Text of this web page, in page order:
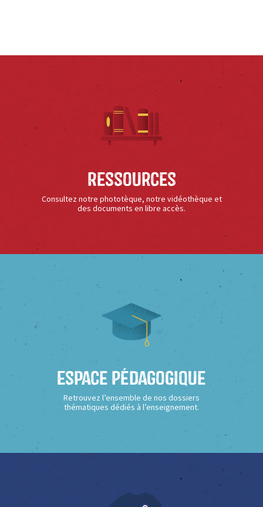
Ressources
Consultez notre phototèque, notre vidéothèque et
des documents en libre accès.
Espace Pédagogique
Retrouvez l’ensemble de nos dossiers
thématiques dédiés à l’enseignement.